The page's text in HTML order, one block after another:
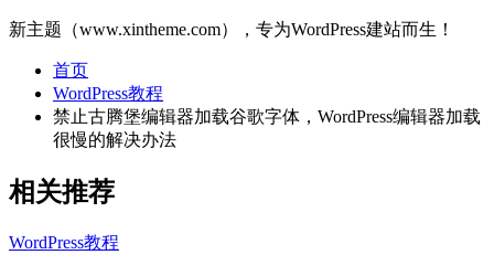
新主题（www.xintheme.com），专为WordPress建站而生！
首页
WordPress教程
禁止古腾堡编辑器加载谷歌字体，WordPress编辑器加载
很慢的解决办法
相关推荐
WordPress教程